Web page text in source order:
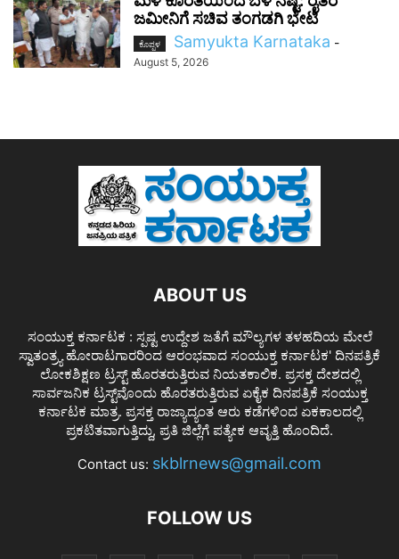
ಜಮೀನಿಗೆ ಸಚಿವ ತಂಗಡಗಿ ಭೇಟಿ
ಕೊಪ್ಪಳ Samyukta Karnataka -
August 5, 2026
ABOUT US
ಸಂಯುಕ್ತ ಕರ್ನಾಟಕ : ಸ್ಪಷ್ಟ ಉದ್ದೇಶ ಜತೆಗೆ ಮೌಲ್ಯಗಳ ತಳಹದಿಯ ಮೇಲೆ
ಸ್ವಾತಂತ್ರ್ಯ ಹೋರಾಟಗಾರರಿಂದ ಆರಂಭವಾದ ಸಂಯುಕ್ತ ಕರ್ನಾಟಕ' ದಿನಪತ್ರಿಕೆ
ಲೋಕಶಿಕ್ಷಣ ಟ್ರಸ್ಟ್ ಹೊರತರುತ್ತಿರುವ ನಿಯತಕಾಲಿಕ. ಪ್ರಸಕ್ತ ದೇಶದಲ್ಲಿ
ಸಾರ್ವಜನಿಕ ಟ್ರಸ್ಟ್‌ವೊಂದು ಹೊರತರುತ್ತಿರುವ ಏಕೈಕ ದಿನಪತ್ರಿಕೆ ಸಂಯುಕ್ತ
ಕರ್ನಾಟಕ ಮಾತ್ರ. ಪ್ರಸಕ್ತ ರಾಜ್ಯಾದ್ಯಂತ ಆರು ಕಡೆಗಳಿಂದ ಏಕಕಾಲದಲ್ಲಿ
ಪ್ರಕಟಿತವಾಗುತ್ತಿದ್ದು, ಪ್ರತಿ ಜಿಲ್ಲೆಗೆ ಪತ್ಯೇಕ ಆವೃತ್ತಿ ಹೊಂದಿದೆ.
Contact us: skblrnews@gmail.com
FOLLOW US